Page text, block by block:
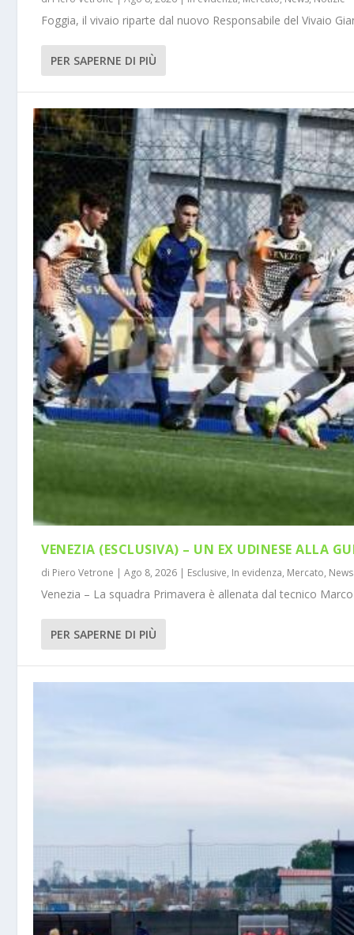
Foggia, il vivaio riparte dal nuovo Responsabile del Vivaio
PER SAPERNE DI PIÙ
VENEZIA (ESCLUSIVA) – UN EX UDINESE ALLA
di Piero Vetrone |Ago 8, 2026 | Esclusive, In evidenza, Mercato, News
Venezia – La squadra Primavera è allenata dal tecnico
PER SAPERNE DI PIÙ